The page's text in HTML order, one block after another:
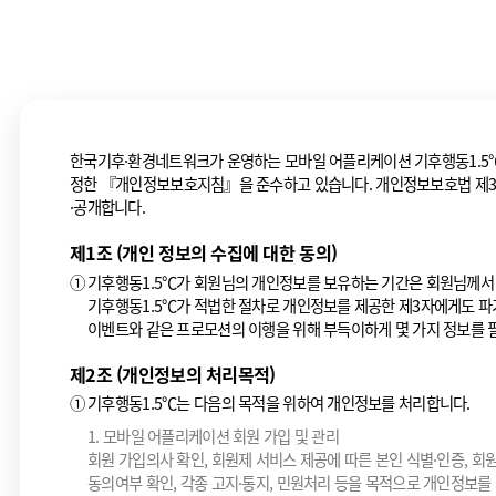
한국기후·환경네트워크가 운영하는 모바일 어플리케이션 기후행동
정한 『개인정보보호지침』을 준수하고 있습니다. 개인정보보호법
·공개합니다.
제1조 (개인 정보의 수집에 대한 동의)
①기후행동1.5℃가 회원님의 개인정보를 보유하는 기간은 회원님께
기후행동1.5℃가 적법한 절차로 개인정보를 제공한 제3자에게도
이벤트와 같은 프로모션의 이행을 위해 부득이하게 몇 가지 정보
제2조 (개인정보의 처리목적)
①기후행동1.5℃는 다음의 목적을 위하여 개인정보를 처리합니다.
1. 모바일 어플리케이션 회원 가입 및 관리
회원 가입의사 확인, 회원제 서비스 제공에 따른 본인 식별·인증,
동의여부 확인, 각종 고지·통지, 민원처리 등을 목적으로 개인정보